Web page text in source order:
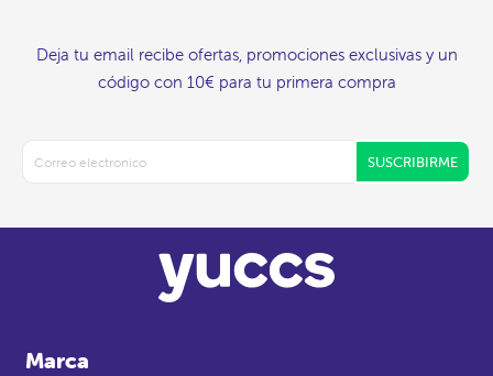
Deja tu email recibe ofertas, promociones exclusivas y un
código con 10€ para tu primera compra
SUSCRIBIRME
Marca